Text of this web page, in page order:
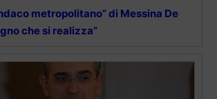
metropolitano” di Messina De
che si realizza”